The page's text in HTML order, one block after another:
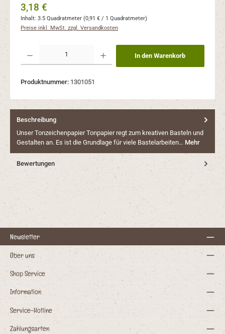
Regulärer Preis:
3,18 €
Inhalt: 3.5 Quadratmeter (0,91 € / 1 Quadratmeter)
Preise inkl. MwSt. zzgl. Versandkosten
In den Warenkorb
Produktnummer: 1301051
Beschreibung
Unser Tonzeichenpapier Tonpapier regt zum kreativen Basteln und
Gestalten an. Es ist die Grundlage für viele Bastelarbeiten… Mehr
Bewertungen
Newsletter
Über uns
Shop Service
Information
Service-Hotline
Zahlungsarten